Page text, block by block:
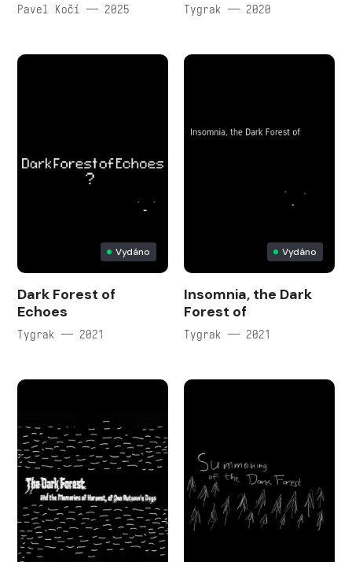
Pavel Kočí — 2025 Tygrak — 2020
Vydáno
Dark Forest of
Echoes
Tygrak — 2021
Vydáno
Insomnia, the Dark
Forest of
Tygrak — 2021